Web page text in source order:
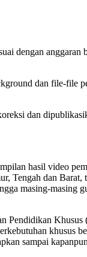
dengan anggaran
dan file-file
dan
hasil video
Tengah dan Barat,
masing-masing
Pendidikan
khusus
sampai